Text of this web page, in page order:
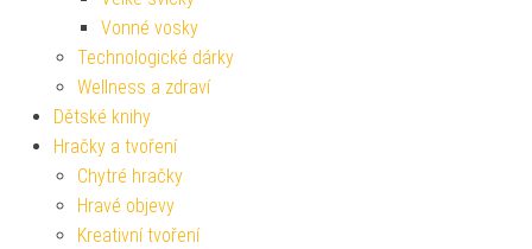
Vonné vosky
Technologické dárky
Wellness a zdraví
Dětské knihy
Hračky a tvoření
Chytré hračky
Hravé objevy
Kreativní tvoření